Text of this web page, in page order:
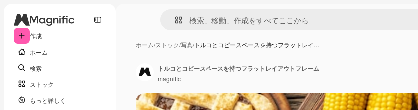
作成
ホーム
検索
ストック
もっと詳しく
ホーム/ストック/写真/トルコとコピースペースを持つフラットレイ…
トルコとコピースペースを持つフラットレイアウトフレーム
magnific